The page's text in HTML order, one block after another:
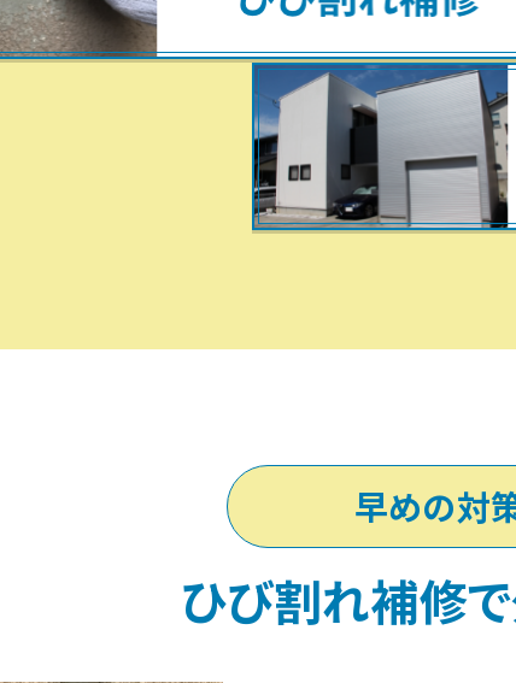
早めの対
ひび割れ補修で